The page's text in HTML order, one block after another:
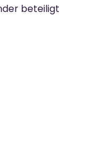
beteiligt